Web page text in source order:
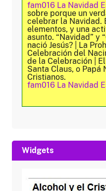
fam016 La Navidad
sobre porque un
celebrar la Navidad.
elementos, y una
asunto. “Navidad” y
nació Jesús? | La
Celebración del
de la Celebración |
Santa Claus, o Papá
Cristianos.
fam016 La Navidad
Widgets